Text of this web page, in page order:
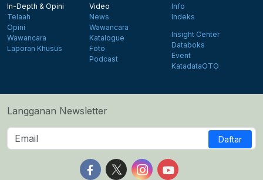
In-Depth & Opini
Telaah
Opini
Wawancara
Laporan Khusus
Video
News
Wawancara
Katalogue
Foto
Podcast
Info
Indeks
Insight Center
Databoks
Event
KatadataOTO
Langganan Newsletter
Daftar
Follow us on Facebook
Follow us on X
Follow us on Instagram
Follow us on